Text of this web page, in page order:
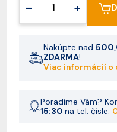
– +
Nakúpte nad
ZDARMA!
Viac informácií o
Poradíme Vám?
15:30 na tel. čísle: